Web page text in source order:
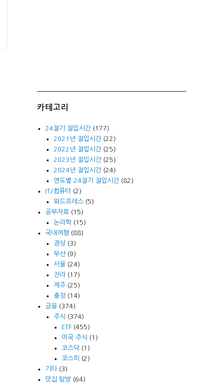
카테고리
24절기 절입시간 (177)
2021년 절입시간(22)
2022년 절입시간(25)
2023년 절입시간(25)
2024년 절입시간(24)
연도별 24절기 절입시간(82)
IT/컴퓨터
(2)
워드프레스(5)
공부자료 (15)
논리학(15)
국내여행 (88)
경상(3)
부산(9)
서울(24)
전라(17)
제주(25)
충청 (14)
금융 (374)
주식 (374)
ETF(455)
미국 주식 (1)
코스닥(1)
코스피
(2)
기타 (3)
맛집 탐방 (64)